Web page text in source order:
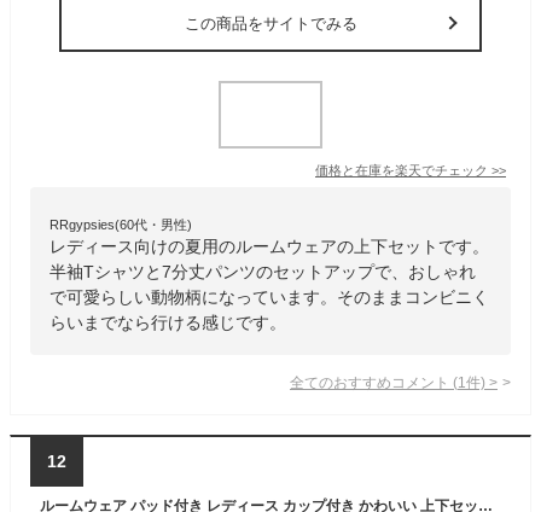
この商品をサイトでみる
価格と在庫を楽天でチェック >>
RRgypsies(60代・男性)
レディース向けの夏用のルームウェアの上下セットです。
半袖Tシャツと7分丈パンツのセットアップで、おしゃれ
で可愛らしい動物柄になっています。そのままコンビニく
らいまでなら行ける感じです。
全てのおすすめコメント (1 件) >
12
ルームウェア パッド付き レディース カップ付き かわいい 上下セット 夏 ショートパンツ 七分丈パンツ 可愛い コットン ルームウェア 半袖 部屋着 大人 体型カバー やわらか 涼しい お洒落 パジャマ 誕生日 ギフト 結婚祝い プレゼント きれいめ 水色 ピンク bi033zezet2